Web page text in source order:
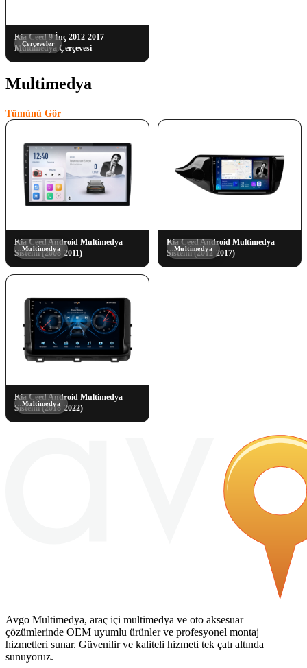
Kia Ceed 9 İnç 2012-2017
Multimedya Çerçevesi
Çerçeveler
Multimedya
Tümünü Gör
Kia Ceed Android Multimedya
Sistemi (2008-2011)
Multimedya
Kia Ceed Android Multimedya
Sistemi (2012-2017)
Multimedya
Kia Ceed Android Multimedya
Sistemi (2018-2022)
Multimedya
Avgo Multimedya, araç içi multimedya ve oto aksesuar
çözümlerinde OEM uyumlu ürünler ve profesyonel montaj
hizmetleri sunar. Güvenilir ve kaliteli hizmeti tek çatı altında
sunuyoruz.